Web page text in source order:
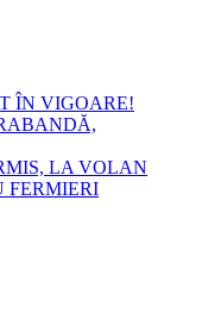
ÎN VIGOARE!
LA VOLAN
FERMIERI